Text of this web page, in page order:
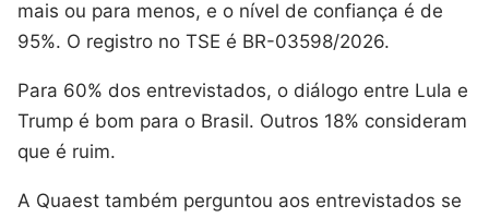
mais ou para menos, e o nível de confiança é de
95%. O registro no TSE é BR-03598/2026.
Para 60% dos entrevistados, o diálogo entre Lula e
Trump é bom para o Brasil. Outros 18% consideram
que é ruim.
A Quaest também perguntou aos entrevistados se